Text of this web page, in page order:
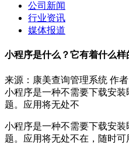
公司新闻
行业资讯
媒体报道
小程序是什么？它有着什么样
来源：康美查询管理系统 作
小程序是一种不需要下载安
题。应用将无处不
小程序是一种不需要下载安
题。应用将无处不在，随时